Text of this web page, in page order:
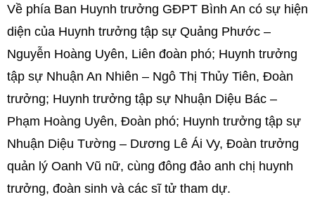
Về phía Ban Huynh trưởng GĐPT Bình An có sự hiện
diện của Huynh trưởng tập sự Quảng Phước –
Nguyễn Hoàng Uyên, Liên đoàn phó; Huynh trưởng
tập sự Nhuận An Nhiên – Ngô Thị Thủy Tiên, Đoàn
trưởng; Huynh trưởng tập sự Nhuận Diệu Bác –
Phạm Hoàng Uyên, Đoàn phó; Huynh trưởng tập sự
Nhuận Diệu Tường – Dương Lê Ái Vy, Đoàn trưởng
quản lý Oanh Vũ nữ, cùng đông đảo anh chị huynh
trưởng, đoàn sinh và các sĩ tử tham dự.